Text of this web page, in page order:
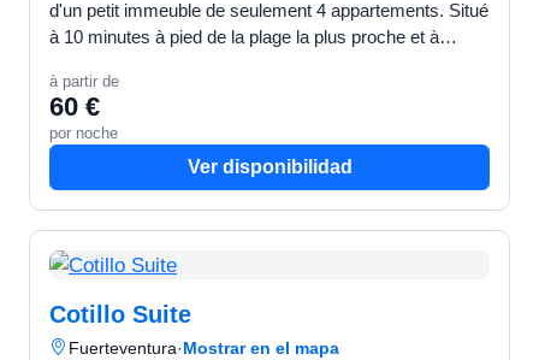
d'un petit immeuble de seulement 4 appartements. Situé
à 10 minutes à pied de la plage la plus proche et à
supermarchés…
à partir de
60 €
por noche
Ver disponibilidad
Cotillo Suite
Fuerteventura·Mostrar en el mapa